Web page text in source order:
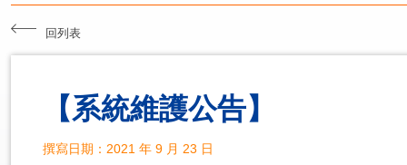
回列表
【系統維護公告】
撰寫日期：2021 年 9 月 23 日